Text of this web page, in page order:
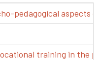
pedagogical aspects
training in the